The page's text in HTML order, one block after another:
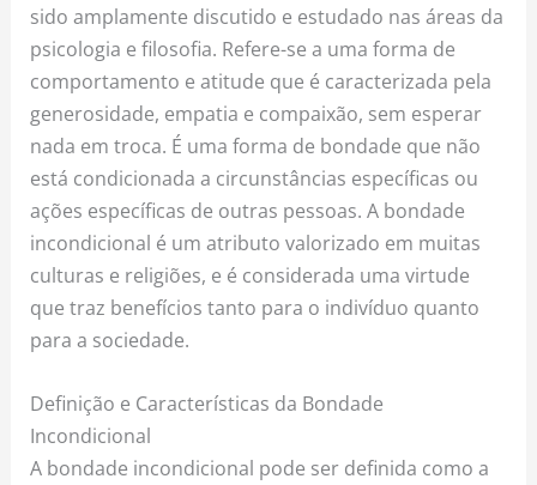
sido amplamente discutido e estudado nas áreas da
psicologia e filosofia. Refere-se a uma forma de
comportamento e atitude que é caracterizada pela
generosidade, empatia e compaixão, sem esperar
nada em troca. É uma forma de bondade que não
está condicionada a circunstâncias específicas ou
ações específicas de outras pessoas. A bondade
incondicional é um atributo valorizado em muitas
culturas e religiões, e é considerada uma virtude
que traz benefícios tanto para o indivíduo quanto
para a sociedade.
Definição e Características da Bondade
Incondicional
A bondade incondicional pode ser definida como a